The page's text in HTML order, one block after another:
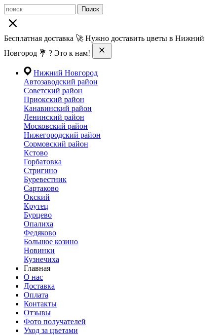
Поиск
Бесплатная доставка 🚀 Нужно доставить цветы в Нижний
Новгород 💐 ? Это к нам!
Нижний Новгород
Автозаводский район
Советский район
Приокский район
Канавинский район
Ленинский район
Московский район
Нижегородский район
Сормовский район
Кстово
Горбатовка
Стригино
Буревестник
Сартаково
Окский
Крутец
Бурцево
Опалиха
Федяково
Большое козино
Новинки
Кузнечиха
Главная
О нас
Доставка
Оплата
Контакты
Отзывы
Фото получателей
Уход за цветами